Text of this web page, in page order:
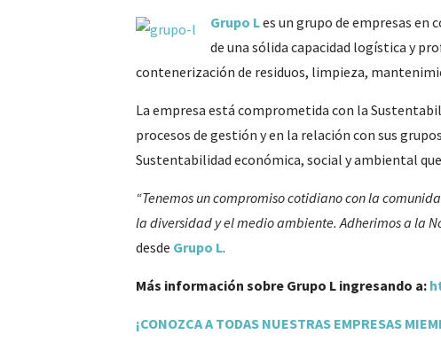
Grupo Les un grupo de empresas en
de una sólida capacidad logística y
contenerización de residuos, limpieza,
La empresa está comprometida con la
procesos de gestión y en la relación con sus
Sustentabilidad económica, social y ambiental
“Tenemos un compromiso cotidiano con la
la diversidad y el medio ambiente. Adherimos a la
desde Grupo L.
Más información sobre Grupo L ingresando a:
¡CONOZCA A TODAS NUESTRAS EMPRESAS